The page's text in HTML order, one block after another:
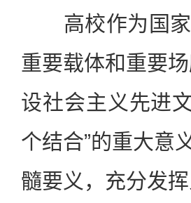
高校作为国家
重要载体和重要
设社会主义先进
个结合”的重大意
髓要义，充分发